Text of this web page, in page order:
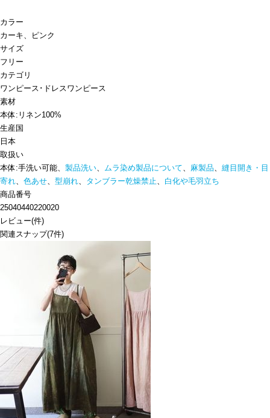
カラー
カーキ、ピンク
サイズ
フリー
カテゴリ
ワンピース･ドレスワンピース
素材
本体:リネン100%
生産国
日本
取扱い
本体:手洗い可能、 製品洗い、 ムラ染め製品について、 麻製品、 縫目開き・目
寄れ、 色あせ、 型崩れ、 タンブラー乾燥禁止、 白化や毛羽立ち
商品番号
25040440220020
レビュー(件)
関連スナップ(7件)